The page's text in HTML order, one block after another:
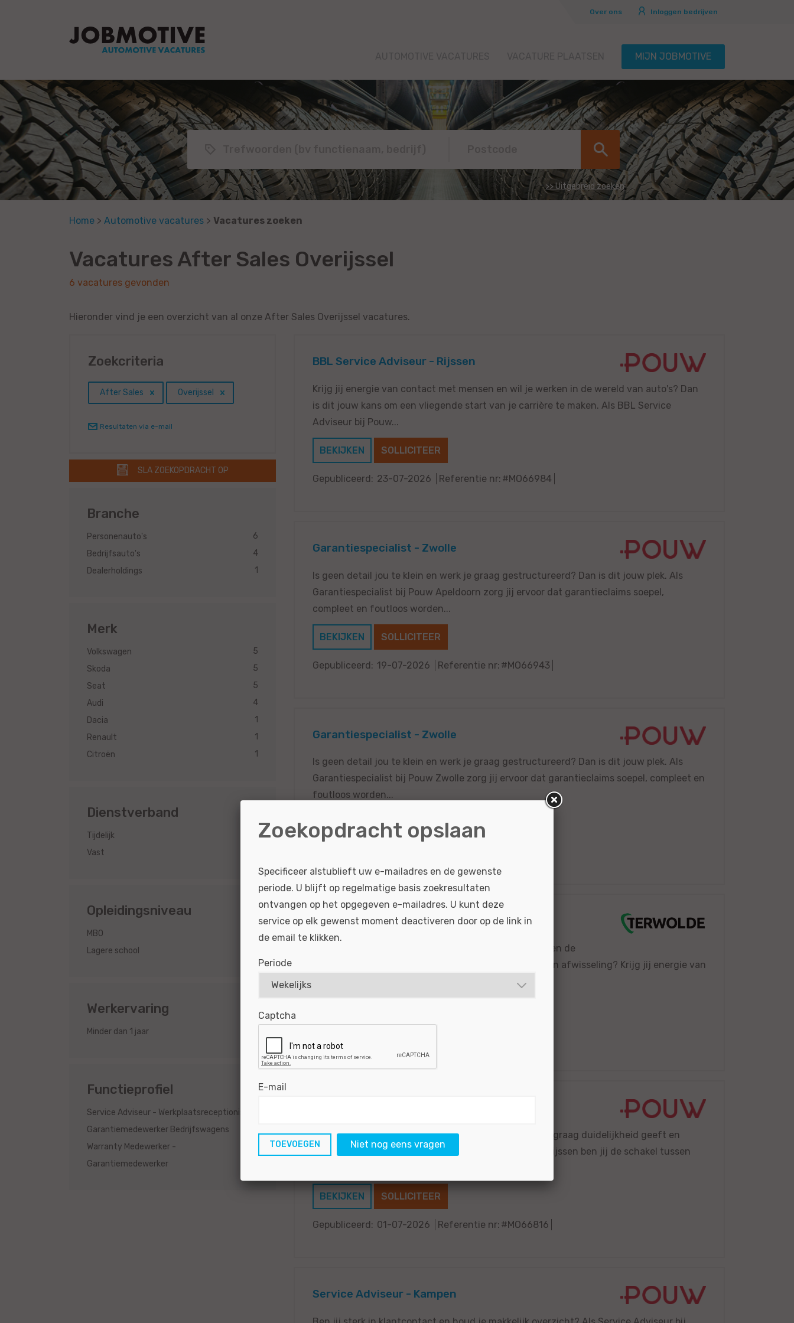
Over ons Inloggen bedrijven
MIJN JOBMOTIVE
>> Uitgebreid zoeken
Home > Automotive vacatures > Vacatures zoeken
Vacatures After Sales Overijssel
6 vacatures gevonden
Hieronder vind je een overzicht van al onze After Sales Overijssel vacatures.
BBL Service Adviseur - Rijssen
Krijg jij energie van contact met mensen en wil je werken in de wereld van auto's? Dan
is dit jouw kans om een vliegende start van je carrière te maken. Als BBL Service
Adviseur bij Pouw...
BEKIJKEN SOLLICITEER
Gepubliceerd: 23-07-2026 Referentie nr: #MO66984
Garantiespecialist - Zwolle
Is geen detail jou te klein en werk je graag gestructureerd? Dan is dit jouw plek. Als
Garantiespecialist bij Pouw Apeldoorn zorg jij ervoor dat garantieclaims soepel,
compleet en foutloos worden...
BEKIJKEN SOLLICITEER
Gepubliceerd: 19-07-2026 Referentie nr: #MO66943
Garantiespecialist - Zwolle
Is geen detail jou te klein en werk je graag gestructureerd? Dan is dit jouw plek. Als
Garantiespecialist bij Pouw Zwolle zorg jij ervoor dat garantieclaims soepel, compleet en
foutloos worden...
BEKIJKEN SOLLICITEER
Service Adviseur - Zwolle
Jij bent de verbindende schakel tussen onze klanten en de
werkplaats. Ben jij gastvrij, klantgericht en houd je van afwisseling? Krijg jij energie van
Ben jij een enthousiaste Service Adviseur die klanten graag duidelijkheid geeft en
overzicht houdt in een drukke werkplaats? Bij Pouw Rijssen ben jij de schakel tussen
BEKIJKEN SOLLICITEER
Gepubliceerd: 01-07-2026 Referentie nr: #MO66816
Service Adviseur - Kampen
Zoekcriteria
After Sales Overijssel
Resultaten via e-mail
SLA ZOEKOPDRACHT OP
Branche
Personenauto's
6
Bedrijfsauto's
4
Dealerholdings
1
Merk
Volkswagen
5
Skoda
5
Seat
5
Audi
4
Dacia
1
Renault
1
Citroën
1
Dienstverband
Tijdelijk
Vast
Opleidingsniveau
MBO
Lagere school
Werkervaring
Minder dan 1 jaar
Functieprofiel
Service Adviseur - Werkplaatsreceptionist
Garantiemedewerker Bedrijfswagens
Warranty Medewerker -
Garantiemedewerker
Zoekopdracht opslaan
Specificeer alstublieft uw e-mailadres en de gewenste
periode. U blijft op regelmatige basis zoekresultaten
ontvangen op het opgegeven e-mailadres. U kunt deze
service op elk gewenst moment deactiveren door op de link in
de email te klikken.
Periode
Captcha
E-mail
Niet nog eens vragen